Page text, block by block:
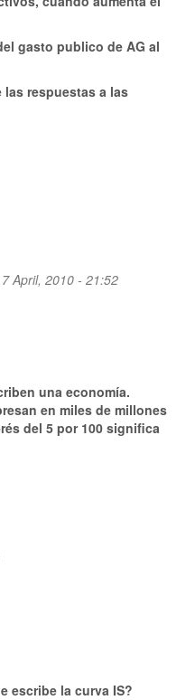
gasto publico de AG al
las respuestas a las
April, 2010 - 21:52
una economía.
en miles de millones
del 5 por 100 significa
escribe la curva IS?